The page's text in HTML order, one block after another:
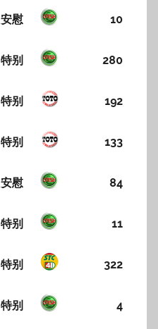
安慰 10
特别 280
特别 192
特别 133
安慰 84
特别 11
特别 322
特别 4